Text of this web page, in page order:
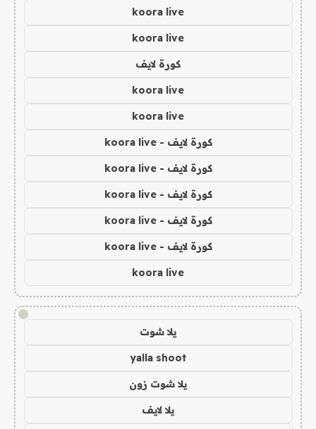
koora live
koora live
كورة لايف
koora live
koora live
كورة لايف - koora live
كورة لايف - koora live
كورة لايف - koora live
كورة لايف - koora live
كورة لايف - koora live
koora live
!
يلا شوت
yalla shoot
يلا شوت زون
يلا لايف